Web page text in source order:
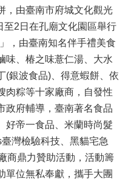
，由臺南市府城文化觀光
至2日在孔廟文化園區舉行
，由臺南知名伴手禮美食
味、椿之味薏仁湯、大水
(銀波食品)、得意蝦餅、依
肉粽等十家廠商，自發性
政府輔導，臺南著名食品
好帝一食品、米蘭時尚髮
灣檢驗科技、黑貓宅急
商鼎力贊助活動，活動籌
單位無私奉獻，攜手大團